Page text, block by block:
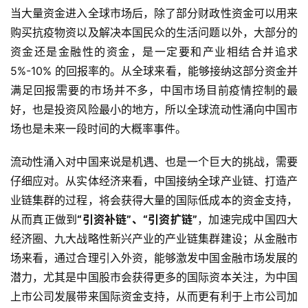
当大量资金进入全球市场后，除了部分财政性资金可以用来
购买抗疫物资以及解决本国民众的生活问题以外，大部分的
资金还是金融性的资金，是一定要和产业相结合并追求
5%-10% 的回报率的。从全球来看，能够接纳这部分资金并
满足回报需要的市场并不多，中国市场目前疫情控制的最
好，也是投资风险最小的地方，所以全球流动性涌向中国市
场也是未来一段时间的大概率事件。
流动性涌入对中国来说是机遇、也是一个巨大的挑战，需要
仔细应对。从实体经济来看，中国接纳全球产业链、打造产
业链集群的过程，将会获得大量的国际低成本的资金支持，
从而真正做到“引资补链”、“引资扩链”，加速完成中国四大
经济圈、九大战略性新兴产业的产业链集群建设；从金融市
场来看，通过合理引入外资，能够激发中国金融市场发展的
潜力，尤其是中国股市会获得更多的国际资本关注，为中国
上市公司发展带来国际资金支持，从而更有利于上市公司加